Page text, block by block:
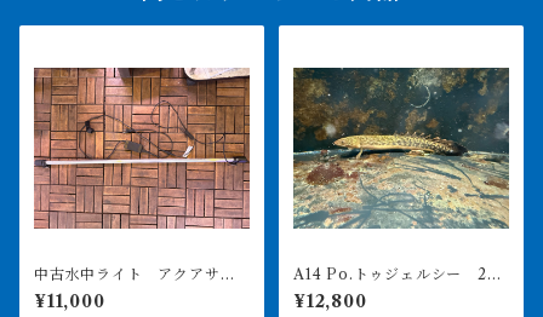
中古水中ライト アクアサン
¥11,000
A14 Po.トゥジェルシー 20
㎝前後
¥12,800